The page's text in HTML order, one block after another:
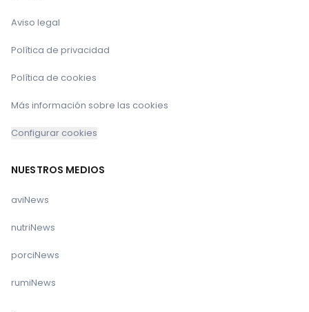
Aviso legal
Política de privacidad
Política de cookies
Más información sobre las cookies
Configurar cookies
NUESTROS MEDIOS
aviNews
nutriNews
porciNews
rumiNews